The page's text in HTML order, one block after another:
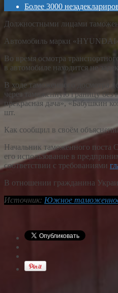
Более 3000
Должностными лицами
Автомобиль марки
Во время осмотра
в автомобиле находится не
В ходе таможенного досмотра
через таможенную границу без
прекрасная дача», «Бабушкин
шт.
Как сообщил в своём
Начальник таможенного поста
его использование в
соответствии с требованиями
В отношении гражданина
Источник: Южное таможенное